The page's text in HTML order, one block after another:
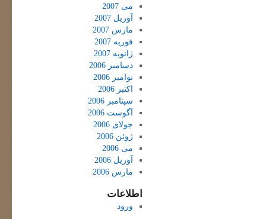
می 2007
آوریل 2007
مارس 2007
فوریه 2007
ژانویه 2007
دسامبر 2006
نوامبر 2006
اکتبر 2006
سپتامبر 2006
آگوست 2006
جولای 2006
ژوئن 2006
می 2006
آوریل 2006
مارس 2006
اطلاعات
ورود